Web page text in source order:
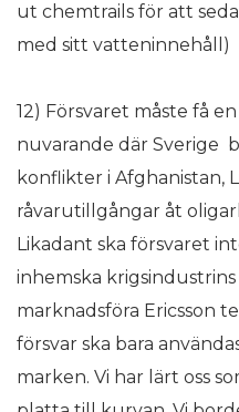
ut chemtrails för att
med sitt vatteninnehåll)
12) Försvaret måste få
nuvarande där Sverige
konflikter i Afghanistan,
råvarutillgångar åt
Likadant ska försvaret
inhemska
marknadsföra Ericsson
försvar ska bara
marken. Vi har lärt oss